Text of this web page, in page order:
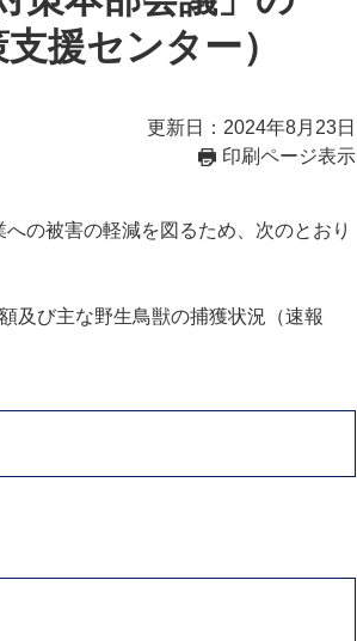
援センター）
更新日：2024年8月23日
印刷ページ表示
の被害の軽減を図るため、次のとおり
及び主な野生鳥獣の捕獲状況（速報